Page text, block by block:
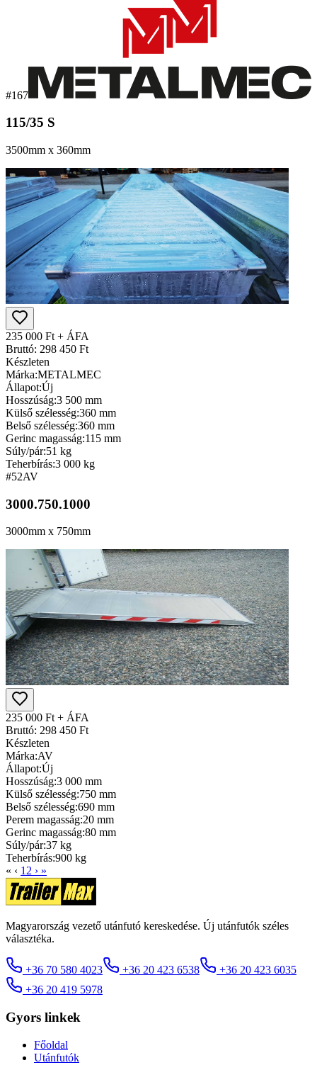
#167
115/35 S
3500mm x 360mm
235 000 Ft + ÁFA
Bruttó: 298 450 Ft
Készleten
Márka:METALMEC
Állapot:Új
Hosszúság:3 500 mm
Külső szélesség:360 mm
Belső szélesség:360 mm
Gerinc magasság:115 mm
Súly/pár:51 kg
Teherbírás:3 000 kg
#52AV
3000.750.1000
3000mm x 750mm
235 000 Ft + ÁFA
Bruttó: 298 450 Ft
Készleten
Márka:AV
Állapot:Új
Hosszúság:3 000 mm
Külső szélesség:750 mm
Belső szélesség:690 mm
Perem magasság:20 mm
Gerinc magasság:80 mm
Súly/pár:37 kg
Teherbírás:900 kg
« ‹ 1 2 › »
Magyarország vezető utánfutó kereskedése. Új utánfutók széles
választéka.
+36 70 580 4023 +36 20 423 6538
+36 20 423 6035
+36 20 419 5978
Gyors linkek
Főoldal
Utánfutók